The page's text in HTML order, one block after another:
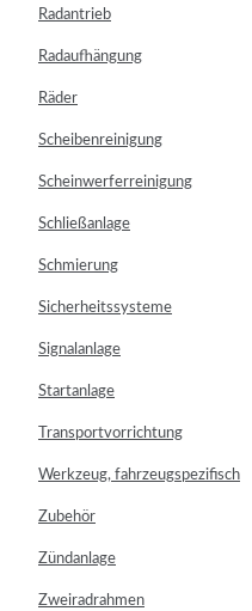
Radantrieb
Radaufhängung
Räder
Scheibenreinigung
Scheinwerferreinigung
Schließanlage
Schmierung
Sicherheitssysteme
Signalanlage
Startanlage
Transportvorrichtung
Werkzeug, fahrzeugspezifisch
Zubehör
Zündanlage
Zweiradrahmen